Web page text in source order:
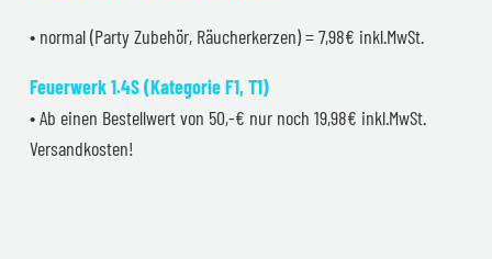
• normal (Party Zubehör, Räucherkerzen) = 7,98€ inkl.MwSt.
Feuerwerk 1.4S (Kategorie F1, T1)
• Ab einen Bestellwert von 50,-€ nur noch 19,98€ inkl.MwSt.
Versandkosten!